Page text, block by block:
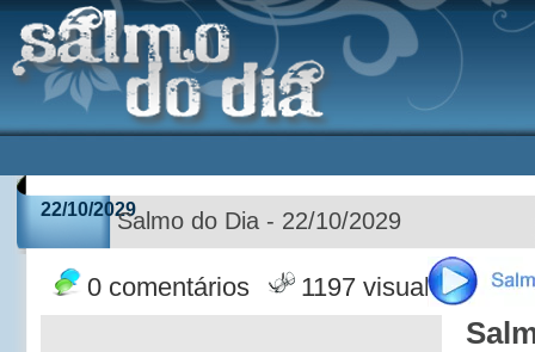
22/10/2029Salmo do Dia - 22/10/2029
0 comentários 1197 visualizações